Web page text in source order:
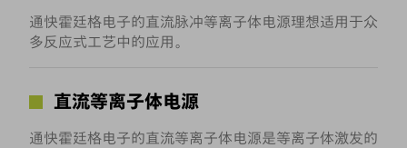
通快霍廷格电子的直流脉冲等离子体电源理想适用于众
多反应式工艺中的应用。
直流等离子体电源
通快霍廷格电子的直流等离子体电源是等离子体激发的